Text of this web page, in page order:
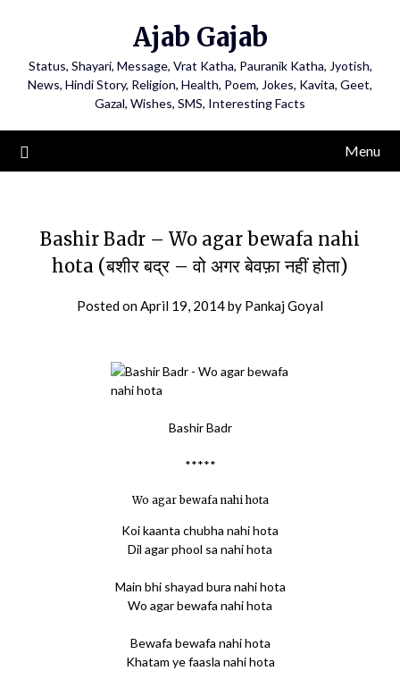
Ajab Gajab
Status, Shayari, Message, Vrat Katha, Pauranik Katha, Jyotish,
News, Hindi Story, Religion, Health, Poem, Jokes, Kavita, Geet,
Gazal, Wishes, SMS, Interesting Facts
Menu
Bashir Badr – Wo agar bewafa nahi
hota (बशीर बद्र – वो अगर बेवफ़ा नहीं होता)
Posted onApril 19, 2014by Pankaj Goyal
Bashir Badr
*****
Wo agar bewafa nahi hota
Koi kaanta chubha nahi hota
Dil agar phool sa nahi hota
Main bhi shayad bura nahi hota
Wo agar bewafa nahi hota
Bewafa bewafa nahi hota
Khatam ye faasla nahi hota